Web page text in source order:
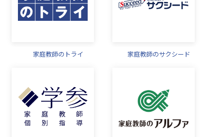
家庭教師のトライ 家庭教師のサクシード